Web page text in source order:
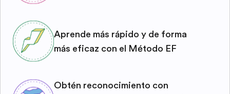
Aprende más rápido y de forma
más eficaz con el Método EF
Obtén reconocimiento con